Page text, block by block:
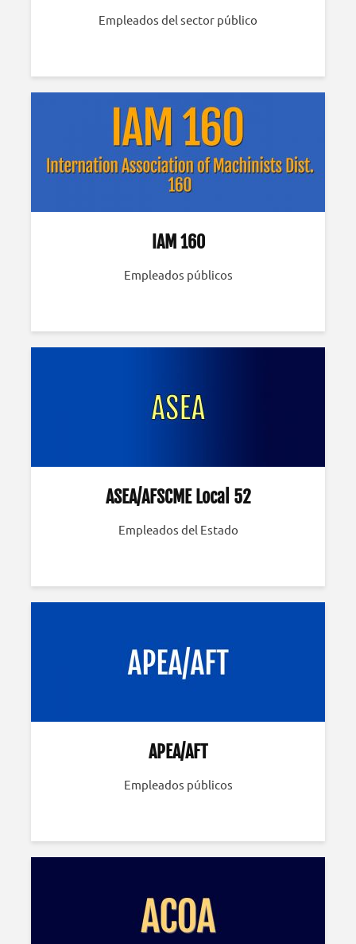
Empleados del sector público
IAM 160
Empleados públicos
ASEA/AFSCME Local 52
Empleados del Estado
APEA/AFT
Empleados públicos